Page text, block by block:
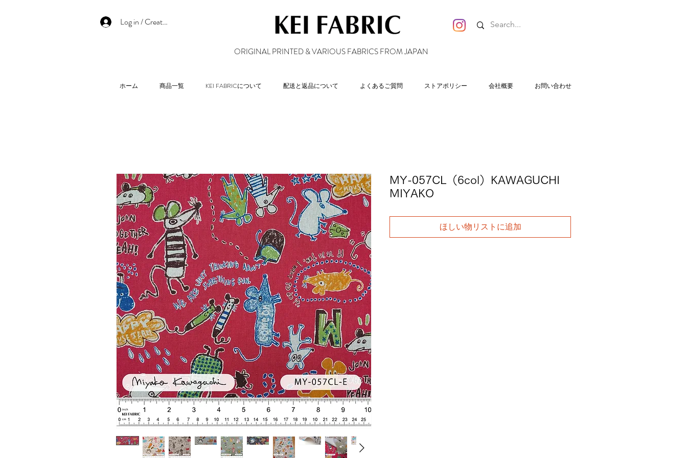
Log in / Create an account
ORIGINAL PRINTED & VARIOUS FABRICS FROM JAPAN
ホーム 商品一覧 KEI FABRICについて 配送と返品について よくあるご質問 ストアポリシー 会社概要 お問い合わせ
MY-057CL（6col）KAWAGUCHI
MIYAKO
ほしい物リストに追加